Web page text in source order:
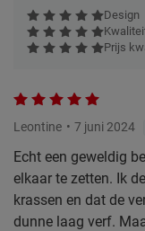
Design
Prijs
Leontine 7 juni 2024
Echt een geweldig
elkaar te zetten. Ik
krassen en dat de
dunne laag verf.